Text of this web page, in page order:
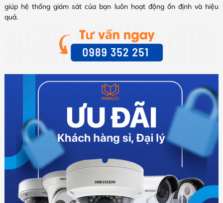
giúp hệ thống giám sát của bạn luôn hoạt động ổn định và hiệu
quả.